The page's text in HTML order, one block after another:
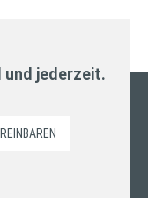
und jederzeit.